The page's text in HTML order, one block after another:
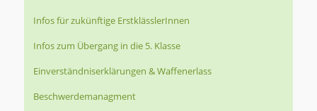
Infos für zukünftige ErstklässlerInnen
Infos zum Übergang in die 5. Klasse
Einverständniserklärungen & Waffenerlass
Beschwerdemanagment